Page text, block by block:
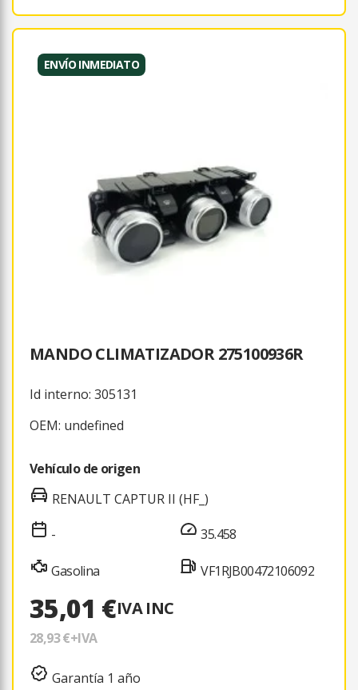
ENVÍO INMEDIATO
MANDO CLIMATIZADOR 275100936R
Id interno: 305131
OEM: undefined
Vehículo de origen
RENAULT CAPTUR II (HF_)
-
Gasolina
35.458
VF1RJB00472106092
35,01 €IVA INC
28,93 €+IVA
Garantía 1 año